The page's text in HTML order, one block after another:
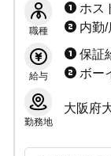
【YOUTH】
職種
ホス
内勤/
給与
保証給(5h 7,000
ボーイ
勤務地